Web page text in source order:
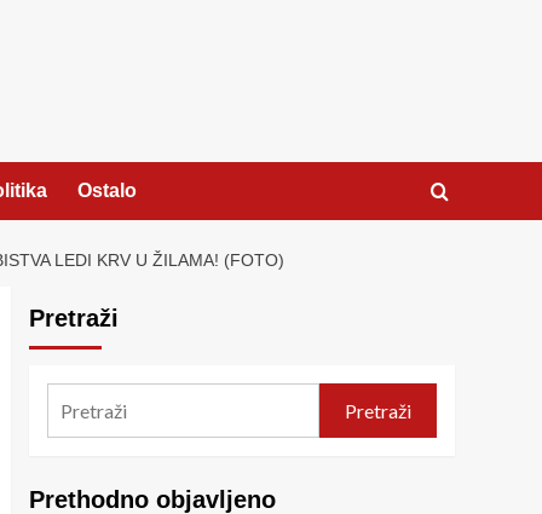
Ostalo
LEDI KRV U ŽILAMA! (FOTO)
Pretraži
Pretraži
Prethodno objavljeno